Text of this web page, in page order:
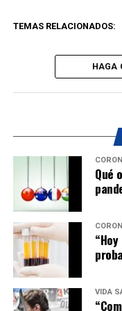
TEMAS RELACIONADOS:
HAGA
Qué
VIDA